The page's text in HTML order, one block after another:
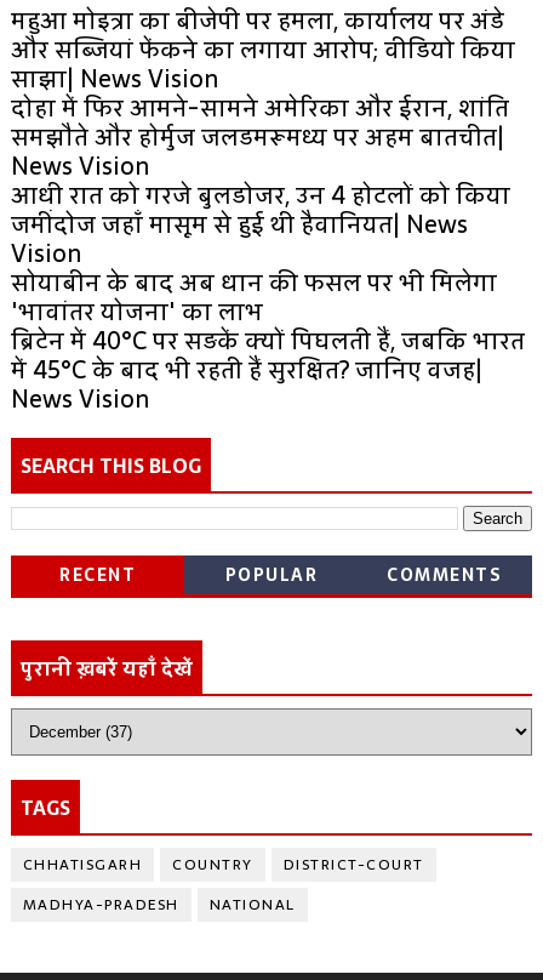
महुआ मोइत्रा का बीजेपी पर हमला, कार्यालय पर अंडे
और सब्जियां फेंकने का लगाया आरोप; वीडियो किया
साझा| News Vision
दोहा में फिर आमने-सामने अमेरिका और ईरान, शांति
समझौते और होर्मुज जलडमरूमध्य पर अहम बातचीत|
News Vision
आधी रात को गरजे बुलडोजर, उन 4 होटलों को किया
जमींदोज जहाँ मासूम से हुई थी हैवानियत| News
Vision
सोयाबीन के बाद अब धान की फसल पर भी मिलेगा
'भावांतर योजना' का लाभ
ब्रिटेन में 40°C पर सड़कें क्यों पिघलती हैं, जबकि भारत
में 45°C के बाद भी रहती हैं सुरक्षित? जानिए वजह|
News Vision
SEARCH THIS BLOG
RECENT POPULAR COMMENTS
पुरानी ख़बरें यहाँ देखें
TAGS
CHHATISGARH COUNTRY
DISTRICT-COURT
MADHYA-PRADESH
NATIONAL